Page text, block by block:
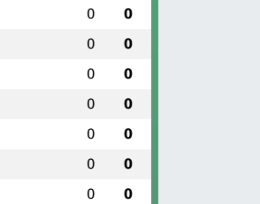
0 0
0 0
0 0
0 0
0 0
0 0
0 0